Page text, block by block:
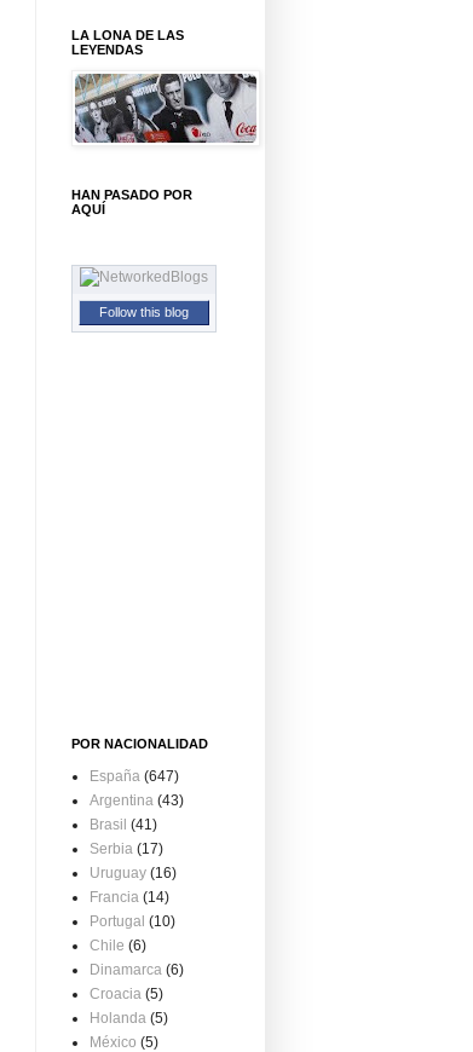
LA LONA DE LAS
LEYENDAS
HAN PASADO POR
AQUÍ
Follow this blog
POR NACIONALIDAD
España (647)
Argentina (43)
Brasil (41)
Serbia (17)
Uruguay (16)
Francia (14)
Portugal (10)
Chile (6)
Dinamarca (6)
Croacia (5)
Holanda (5)
México (5)